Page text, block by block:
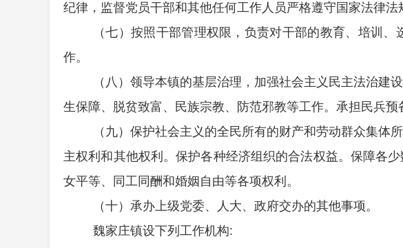
纪律，监督党员干部和其他任何工作人员严格遵守国家法律法
（七）按照干部管理权限，负责对干部的教育、培训
作。
（八）领导本镇的基层治理，加强社会主义民主法治
生保障、脱贫致富、民族宗教、防范邪教等工作。承担民兵预
（九）保护社会主义的全民所有的财产和劳动群众集
主权利和其他权利。保护各种经济组织的合法权益。保障各
女平等、同工同酬和婚姻自由等各项权利。
（十）承办上级党委、人大、政府交办的其他事项。
魏家庄镇设下列工作机构: